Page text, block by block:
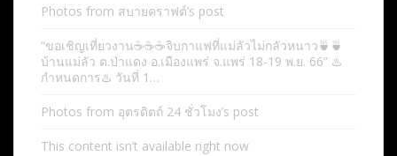
Photos from สบายคราฟต์’s post
“ขอเชิญเที่ยวงาน☕️☕️☕️จิบกาแฟที่แม่ลัวไม่กลัวหนาว🍵🍵
บ้านแม่ลัว ต.ป่าแดง อ.เมืองแพร่ จ.แพร่ 18-19 พ.ย. 66” ♨️
กำหนดการ♨️ วันที่ 1…
Photos from อุตรดิตถ์ 24 ชั่วโมง’s post
This content isn’t available right now